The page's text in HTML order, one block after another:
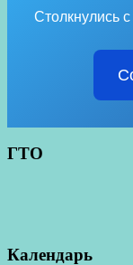
Столкнулись
ГТО
Календарь